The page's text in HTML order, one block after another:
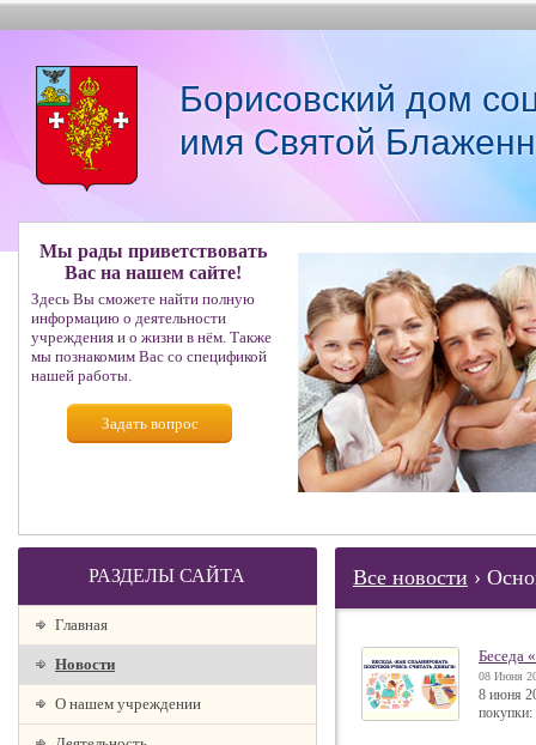
Борисовский дом
имя Святой
Мы рады приветствовать
Вас на нашем сайте!
Здесь Вы сможете найти полную
информацию о деятельности
учреждения и о жизни в нём. Также
мы познакомим Вас со спецификой
нашей работы.
Задать вопрос
РАЗДЕЛЫ САЙТА
Главная
Новости
О нашем учреждении
Все новости ›
Беседа
08 Июня
8 июня
покупки: